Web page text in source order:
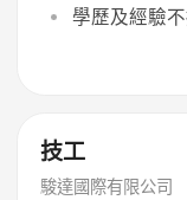
學歷及經驗
技工
駿達國際有限公司